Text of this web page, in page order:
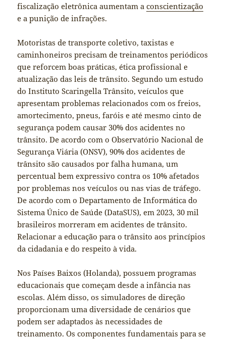
fiscalização eletrônica aumentam aconscientização
e a punição de infrações.
Motoristas de transporte coletivo, taxistas e
caminhoneiros precisam de treinamentos periódicos
que reforcem boas práticas, ética profissional e
atualização das leis de trânsito. Segundo um estudo
do Instituto Scaringella Trânsito, veículos que
apresentam problemas relacionados com os freios,
amortecimento, pneus, faróis e até mesmo cinto de
segurança podem causar 30% dos acidentes no
trânsito. De acordo com o Observatório Nacional de
Segurança Viária (ONSV), 90% dos acidentes de
trânsito são causados por falha humana, um
percentual bem expressivo contra os 10% afetados
por problemas nos veículos ou nas vias de tráfego.
De acordo com o Departamento de Informática do
Sistema Único de Saúde (DataSUS), em 2023, 30 mil
brasileiros morreram em acidentes de trânsito.
Relacionar a educação para o trânsito aos princípios
da cidadania e do respeito à vida.
Nos Países Baixos (Holanda), possuem programas
educacionais que começam desde a infância nas
escolas. Além disso, os simuladores de direção
proporcionam uma diversidade de cenários que
podem ser adaptados às necessidades de
treinamento. Os componentes fundamentais para se